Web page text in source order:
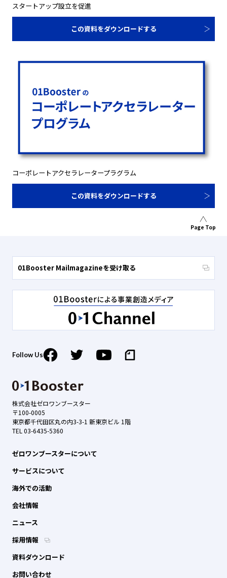
スタートアップ設立を促進
この資料をダウンロードする
コーポレートアクセラレータープラグラム
この資料をダウンロードする
Page Top
株式会社ゼロワンブースター
〒100-0005
東京都千代田区丸の内3-3-1 新東京ビル 1階
TEL 03-6435-5360
ゼロワンブースターについて
サービスについて
海外での活動
会社情報
ニュース
採用情報
資料ダウンロード
お問い合わせ
01Booster Mailmagazineを受け取る
Follow Us